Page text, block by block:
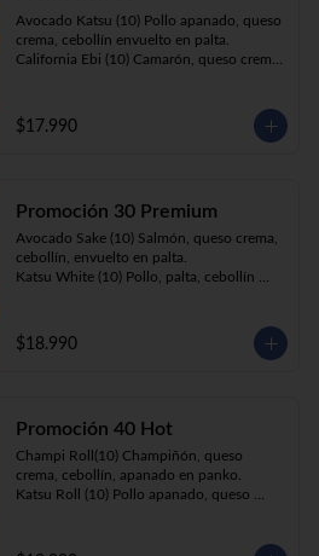
crema envuelto en panko.
Avocado Katsu (10) Pollo apanado, queso
crema, cebollín envuelto en palta.
California Ebi (10) Camarón, queso crema,
crema, cebollín, apanado en panko.
$17.990
Promoción 30 Premium
Avocado Sake (10) Salmón, queso crema,
cebollín, envuelto en palta.
Katsu White (10) Pollo, palta, cebollín
cebollín, apanado en panko.
$18.990
Promoción 40 Hot
Champi Roll(10) Champiñón, queso
crema, cebollín, apanado en panko.
Katsu Roll (10) Pollo apanado, queso
cebollín, apanado en panko.